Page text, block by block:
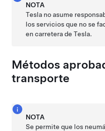
NOTA
Tesla no asume
los servicios que no se
en carretera de Tesla.
Métodos
transporte
NOTA
Se permite que los